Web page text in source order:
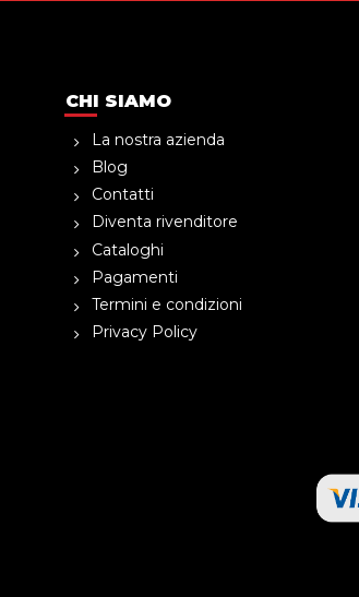
CHI SIAMO
La nostra azienda
Blog
Contatti
Diventa rivenditore
Cataloghi
Pagamenti
Termini e condizioni
Privacy Policy